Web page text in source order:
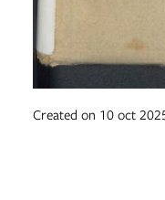
Created on 10 oct